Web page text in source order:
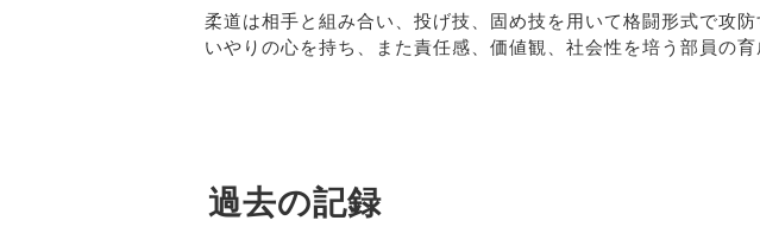
柔道は相手と組み合い、投げ技、固め技を用いて格闘形式で攻
いやりの心を持ち、また責任感、価値観、社会性を培う部員の育
過去の記録